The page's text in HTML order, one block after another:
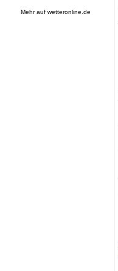
Mehr aufwetteronline.de